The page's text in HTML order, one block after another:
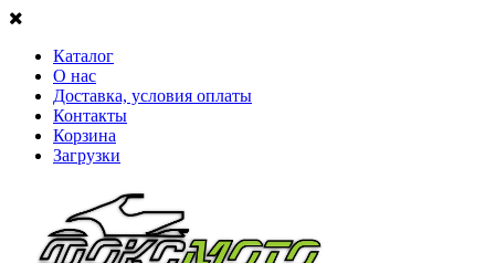
Каталог
О нас
Доставка, условия оплаты
Контакты
Корзина
Загрузки